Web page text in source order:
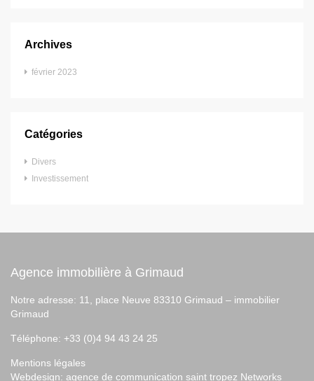
Archives
février 2023
Catégories
Divers
Investissement
Agence immobilière à Grimaud
Notre adresse: 11, place Neuve 83310 Grimaud – immobilier
Grimaud
Téléphone: +33 (0)4 94 43 24 25
Mentions légales
Webdesign: agence de communication saint tropez Networks